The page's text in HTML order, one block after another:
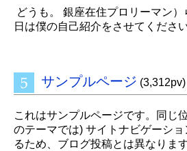
どうも。 銀座在住プロリーマン
日は僕の自己紹介をさせてくださ
サンプルページ (3,312pv)
これはサンプルページです。同じ
のテーマでは) サイトナビゲーシ
るため、ブログ投稿とは異なりま